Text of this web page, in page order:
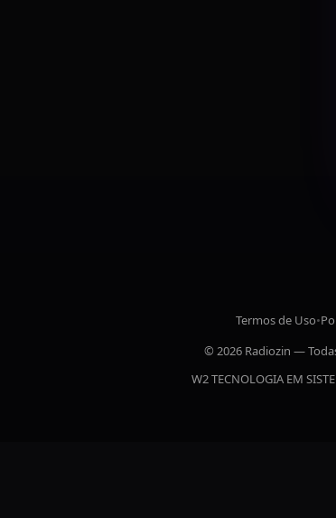
Termos de Uso•
© 2026 Radiozin —
W2 TECNOLOGIA EM